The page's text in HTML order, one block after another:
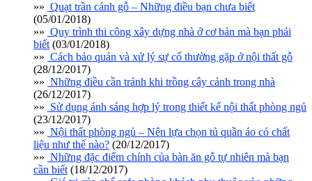
»» Quạt trần cánh gỗ – Những điều bạn chưa biết
(05/01/2018)
»» Quy trình thi công xây dựng nhà ở cơ bản mà bạn phải
biết (03/01/2018)
»» Cách bảo quản và xử lý sự cố thường gặp ở nội thất gỗ
(28/12/2017)
»» Những điều cần tránh khi trồng cây cảnh trong nhà
(26/12/2017)
»» Sử dụng ánh sáng hợp lý trong thiết kế nội thất phòng ngủ
(23/12/2017)
»» Nội thất phòng ngủ – Nên lựa chọn tủ quần áo có chất
liệu như thế nào? (20/12/2017)
»» Những đặc điểm chính của bàn ăn gỗ tự nhiên mà bạn
cần biết (18/12/2017)